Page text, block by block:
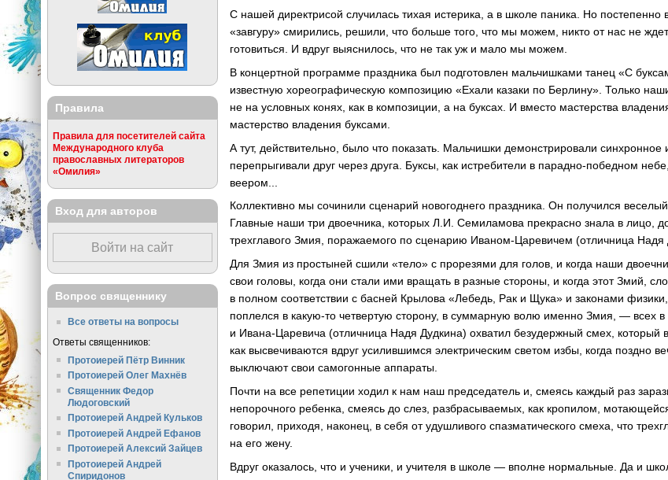
С нашей директрисой случилась тихая истерика, а в школе паника. Но постепенно
«завгуру» смирились, решили, что больше того, что мы можем, никто от нас не
готовиться. И вдруг выяснилось, что не так уж и мало мы можем.
В концертной программе праздника был подготовлен мальчишками танец «С
известную хореографическую композицию «Ехали казаки по Берлину». Только
не на условных конях, как в композиции, а на буксах. И вместо мастерства
мастерство владения буксами.
А тут, действительно, было что показать. Мальчишки демонстрировали синхронное
перепрыгивали друг через друга. Буксы, как истребители в парадно-победном
веером...
Коллективно мы сочинили сценарий новогоднего праздника. Он получился
Главные наши три двоечника, которых Л.И. Семиламова прекрасно знала в лицо,
трехглавого Змия, поражаемого по сценарию Иваном-Царевичем (отличница Надя
Для Змия из простыней сшили «тело» с прорезями для голов, и когда наши
свои головы, когда они стали ими вращать в разные стороны, и когда этот Змий,
в полном соответствии с басней Крылова «Лебедь, Рак и Щука» и законами
поплелся в какую-то четвертую сторону, в суммарную волю именно Змия, — всех
и Ивана-Царевича (отличница Надя Дудкина) охватил безудержный смех, который
как высвечиваются вдруг усилившимся электрическим светом избы, когда поздно
выключают свои самогонные аппараты.
Почти на все репетиции ходил к нам наш председатель и, смеясь каждый раз
непорочного ребенка, смеясь до слез, разбрасываемых, как кропилом,
говорил, приходя, наконец, в себя от удушливого спазматического смеха, что
на его жену.
Вдруг оказалось, что и ученики, и учителя в школе — вполне нормальные. Да и
Правила
Правила для посетителей сайта
Международного клуба
православных литераторов
«Омилия»
Вход для авторов
Войти на сайт
Вопрос священнику
Все ответы на вопросы
Ответы священников:
Протоиерей Пётр Винник
Протоиерей Олег Махнёв
Священник Федор
Людоговский
Протоиерей Андрей Кульков
Протоиерей Андрей Ефанов
Протоиерей Алексий Зайцев
Протоиерей Андрей
Спиридонов